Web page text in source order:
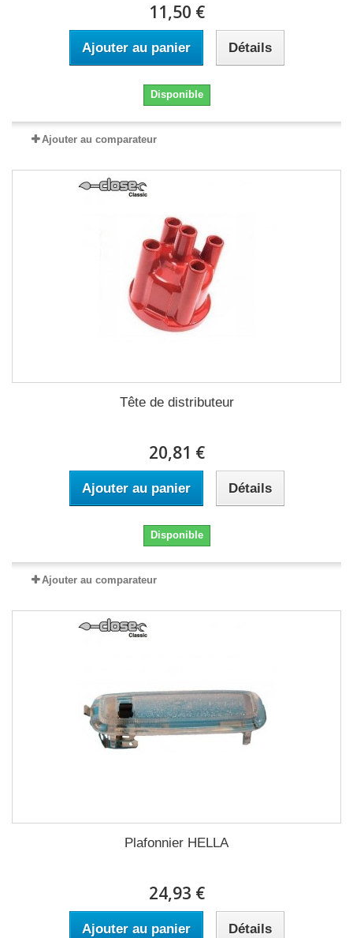
11,50 €
Ajouter au panier Détails
Disponible
Ajouter au comparateur
Tête de distributeur
20,81 €
Ajouter au panier Détails
Disponible
Ajouter au comparateur
Plafonnier HELLA
24,93 €
Ajouter au panier Détails